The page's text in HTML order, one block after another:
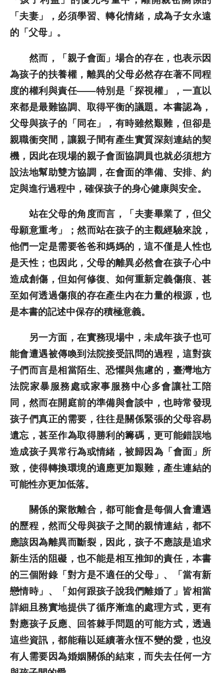
「夫妻」，必須學習、轉化情緒，成為子女永遠
的「父母」。
然而，「親子會面」場合的存在，也表示因
為孩子的扶養權，離異的父母必然存在著不同程
度的權利與責任——特別是「探視權」，一直以
來都是最難協調、取得平衡的議題。本書認為，
父母與孩子的「同在」，有時雖然艱難，但卻是
親職衝突間，讓親子間有產生實質深刻連結的契
機，因此在現場的親子會面協調員也就必須想方
設法地幫助雙方協調，在會面的準備、安排、約
定與進行過程中，確保孩子的身心健康與安全。
站在父母的角度而言，「夫妻畢業了，但父
母願意重考」；然而站在孩子的主觀經驗來說，
他們一定是需要爸爸和媽媽的，這不僅是人性也
是天性；也因此，父母的離異必然會在孩子心中
造成創傷，但如何修復、如何重新定義傷痕、甚
至如何透過傷痕的存在產生內在力量的根源，也
是本書的記述中保存的積極意義。
另一方面，在實務現場中，未成年孩子也可
能會遭遇被傳喚到法院接受訊問的過程，這對孩
子們而言是相當陌生、恐懼與焦慮的，臺灣地方
法院家暴服務處或家事服務中心多會讓社工陪
同，然而在開庭前的準備與會談中，也時常發現
孩子們真正的需要，往往是關係緊張的父母容易
遺忘，甚至作為取得勝利的籌碼，更可能錯誤地
造成孩子異常行為或情緒，被歸因為「會面」所
致，使得轉換環境的適應更加艱難，產生連結的
可能性亦更加低落。
關係的聚散離合，都可能會是每個人會遭遇
的歷程，然而父母與孩子之間的親情連結，都不
應該因為離異而斷裂，因此，孩子不應該是追求
新生活的阻礙，也不能是相互推卸的責任，本書
的三個附錄「對方是不適任的父母」、「當有新
戀情時」、「如何跟孩子說我們離婚了」皆相當
詳細且務實地提供了循序漸進的處理方式，更有
對應孩子反應、回答棘手問題的可能方式，透過
這些資訊，都能藉以延續著永恆不變的愛，也沒
有人需要因為婚姻關係的結束，而失去任何一方